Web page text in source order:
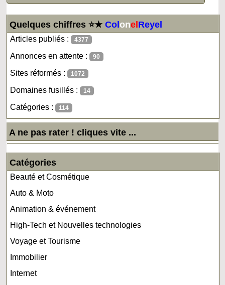
Quelques chiffres ⭐★ColonelReyel
Articles publiés : 4377
Annonces en attente : 90
Sites réformés : 1072
Domaines fusillés : 14
Catégories : 114
A ne pas rater ! cliques vite ...
Catégories
Beauté et Cosmétique
Auto & Moto
Animation & événement
High-Tech et Nouvelles technologies
Voyage et Tourisme
Immobilier
Internet